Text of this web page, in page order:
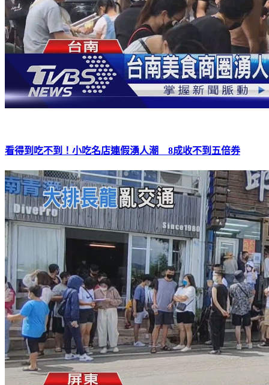
看得到吃不到！小吃名店連假湧人潮 8成收不到五倍券